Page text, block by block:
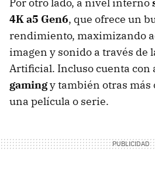
Por otro lado, a nivel interno
4K a5 Gen6, que ofrece un
rendimiento, maximizando
imagen y sonido a través de
Artificial. Incluso cuenta con
gamingy también otras más
una película o serie.